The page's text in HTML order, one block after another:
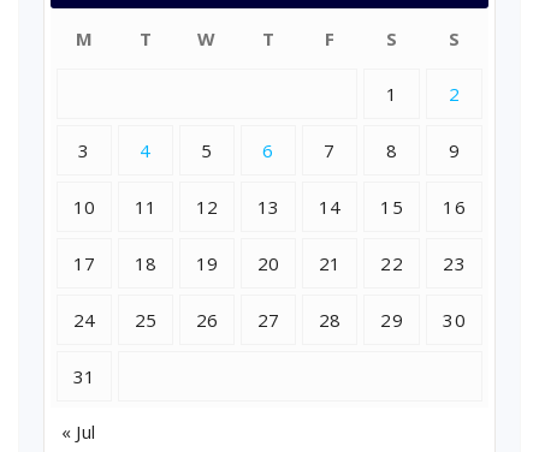
M T W T F S S
1 2
3 4 5 6 7 8 9
10 11 12 13 14 15 16
17 18 19 20 21 22 23
24 25 26 27 28 29 30
31
« Jul